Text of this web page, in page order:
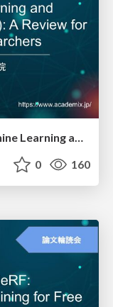
論文輪読会 第27回 "Trends in Machine Learning and Electroencephalogram (EEG): A Review for Undergraduate Researchers"
0 160